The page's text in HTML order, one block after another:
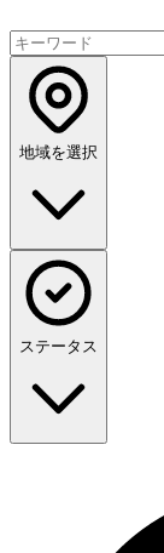
地域を選択
ステータス